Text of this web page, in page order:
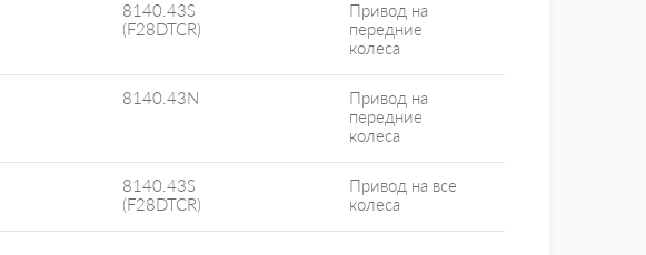
8140.43S
(F28DTCR)
Привод на
передние
колеса
8140.43N
Привод на
передние
колеса
8140.43S
(F28DTCR)
Привод на все
колеса